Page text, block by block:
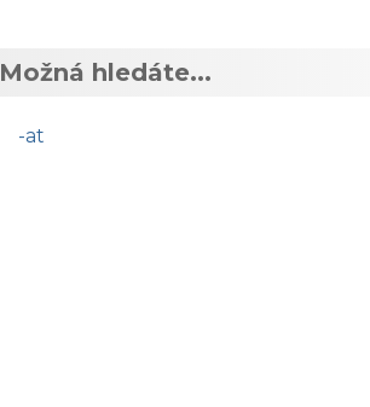
Možná hledáte...
-at